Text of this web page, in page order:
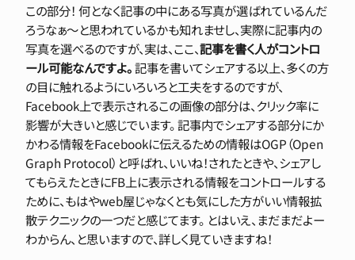
この部分！ 何となく記事の中にある写真が選ばれているんだ
ろうなぁ〜と思われているかも知れませし、実際に記事内の
写真を選べるのですが、実は、ここ、記事を書く人がコントロ
ール可能なんですよ。記事を書いてシェアする以上、多くの方
の目に触れるようにいろいろと工夫をするのですが、
Facebook上で表示されるこの画像の部分は、クリック率に
影響が大きいと感じでいます。 記事内でシェアする部分にか
かわる情報をFacebookに伝えるための情報はOGP（Open
Graph Protocol）と呼ばれ、いいね！されたときや、シェアし
てもらえたときにFB上に表示される情報をコントロールする
ために、もはやweb屋じゃなくとも気にした方がいい情報拡
散テクニックの一つだと感じてます。 とはいえ、まだまだよー
わからん、と思いますので、詳しく見ていきますね！